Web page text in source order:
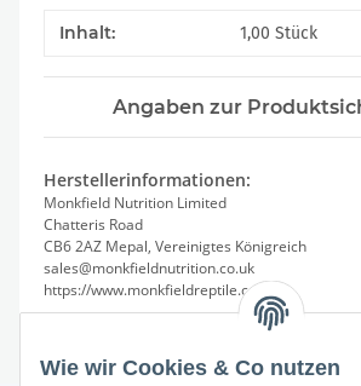
Inhalt: 1,00 Stück
Angaben zur
Herstellerinformationen:
Monkfield Nutrition Limited
Chatteris Road
CB6 2AZ Mepal, Vereinigtes Königreich
sales@monkfieldnutrition.co.uk
https://www.monkfieldreptile.com/
Wie wir Cookies & Co nutzen